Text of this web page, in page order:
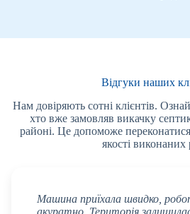
Відгуки наших
Нам довіряють сотні клієнтів.
хто вже замовляв викачку
районі. Це допоможе
якості виконаних
Машина приїхала швидко,
акуратно. Територія